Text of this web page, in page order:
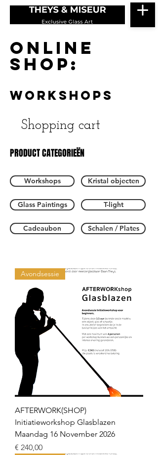
ONLINE
SHOP:
Workshops
Shopping cart
PRODUCT CATEGORIEËN
Workshops
Glass Paintings
Cadeaubon
Kristal objecten
T-light
Schalen / Plates
Avondsessie
AFTERWORK(SHOP)
Initiatieworkshop Glasblazen
Maandag 16 November 2026
Prijs
€ 240,00